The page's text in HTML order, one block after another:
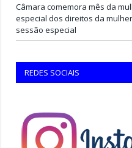
Câmara comemora mês da
especial dos direitos da
sessão especial
REDES SOCIAIS